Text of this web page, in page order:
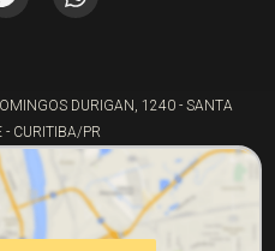
DURIGAN, 1240 - SANTA
- CURITIBA/PR